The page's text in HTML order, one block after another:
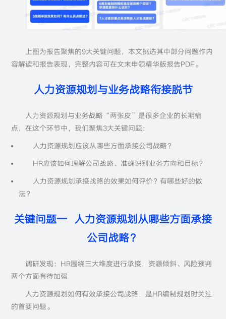
上图为报告聚焦的9大关键问题，本文挑选其中部分问题作内
容解读和报告表现，完整内容可在文末申领精华版报告PDF。
人力资源规划与业务战略衔接脱节
人力资源规划与业务战略“两张皮”是很多企业的长期痛
点，在这个环节中，我们聚焦3大关键问题：
人力资源规划应该从哪些方面承接公司战略？
HR应该如何理解公司战略、准确识别业务方向和目标？
人力资源规划承接战略的效果如何评价？有哪些好的做
法？
关键问题一 人力资源规划从哪些方面承接
公司战略？
调研发现：HR围绕三大维度进行承接，资源倾斜、风险预判
两个方面有待加强
人力资源规划如何有效承接公司战略，是HR编制规划时关注
的首要问题。